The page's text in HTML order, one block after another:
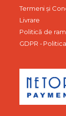
Termeni și
Livrare
Politică de
GDPR -